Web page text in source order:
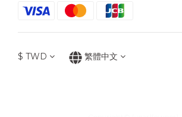
$ TWD 繁體中文